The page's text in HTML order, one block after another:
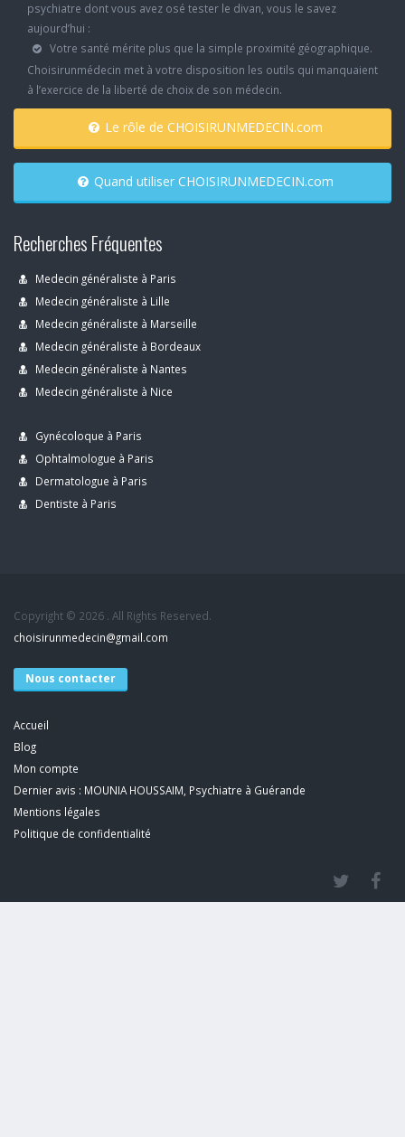
psychiatre dont vous avez osé tester le divan, vous le savez
aujourd’hui :
Votre santé mérite plus que la simple proximité géographique.
Choisirunmédecin met à votre disposition les outils qui manquaient
à l’exercice de la liberté de choix de son médecin.
Le rôle de CHOISIRUNMEDECIN.com
Quand utiliser CHOISIRUNMEDECIN.com
Recherches Fréquentes
Medecin généraliste à Paris
Medecin généraliste à Lille
Medecin généraliste à Marseille
Medecin généraliste à Bordeaux
Medecin généraliste à Nantes
Medecin généraliste à Nice
Gynécoloque à Paris
Ophtalmologue à Paris
Dermatologue à Paris
Dentiste à Paris
Copyright © 2026 . All Rights Reserved.
choisirunmedecin@gmail.com
Nous contacter
Accueil
Blog
Mon compte
Dernier avis : MOUNIA HOUSSAIM, Psychiatre à Guérande
Mentions légales
Politique de confidentialité